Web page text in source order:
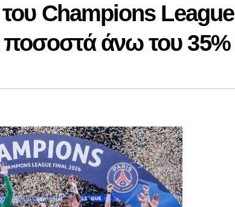
Champions League
άνω του 35%